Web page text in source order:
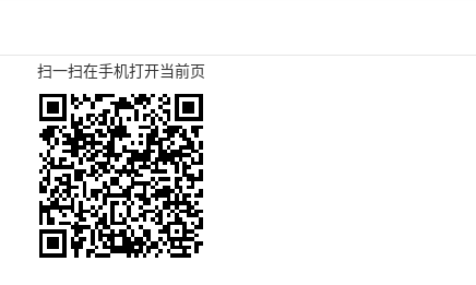
扫一扫在手机打开当前页